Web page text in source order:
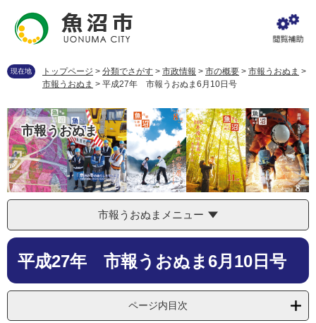
先
す
。
を
し
て
本
文
へ
現在地 トップページ > 分類でさがす > 市政情報 > 市の概要 > 市報うおぬま >
市報うおぬま > 平成27年 市報うおぬま6月10日号
市報うおぬま
市報うおぬまメニュー
本
平成27年 市報うおぬま6月10日号
ページ内目次